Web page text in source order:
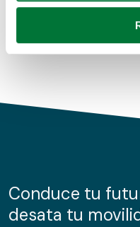
para buscar
Obtenga más
de cookies.
información sobre el uso
nuestros partners de
Conduce tu
desata tu